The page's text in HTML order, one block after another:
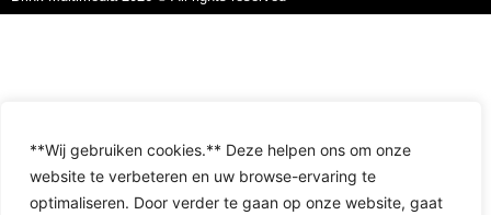
**Wij gebruiken cookies.** Deze helpen ons om onze
website te verbeteren en uw browse-ervaring te
optimaliseren. Door verder te gaan op onze website, gaat